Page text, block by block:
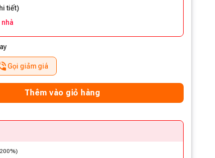
tiết)
Gọi giảm giá
Thêm vào giỏ hàng